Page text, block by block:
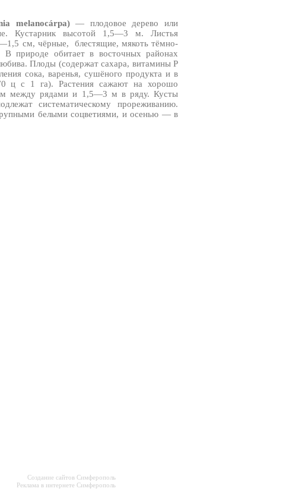
melanocárpa)— плодовое дерево или
Кустарник высотой 1,5—3 м. Листья
см, чёрные, блестящие, мякоть тёмно-
В природе обитает в восточных районах
Плоды (содержат сахара, витамины Р
сока, варенья, сушёного продукта и в
ц с 1 га). Растения сажают на хорошо
м между рядами и 1,5—3 м в ряду. Кусты
систематическому прореживанию.
белыми соцветиями, и осенью — в
Создание сайтов Симферополь
Реклама в интернете Симферополь